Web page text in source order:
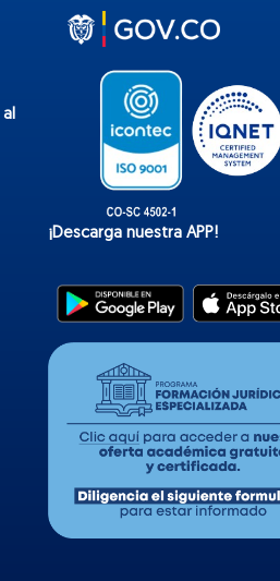
¡Descarga nuestra APP!